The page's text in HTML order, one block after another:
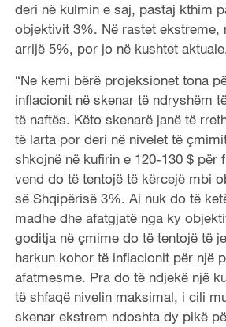
deri në kulmin e saj, pastaj kthim
objektivit 3%. Në rastet ekstreme,
arrijë 5%, por jo në kushtet
“Ne kemi bërë projeksionet tona
inflacionit në skenar të ndryshëm
të naftës. Këto skenarë janë të
të larta por deri në nivelet të
shkojnë në kufirin e 120-130 $ për
vend do të tentojë të kërcejë mbi
së Shqipërisë 3%. Ai nuk do të
madhe dhe afatgjatë nga ky
goditja në çmime do të tentojë të
harkun kohor të inflacionit për një
afatmesme. Pra do të ndjekë një
të shfaqë nivelin maksimal, i cili
skenar ekstrem ndoshta dy pikë